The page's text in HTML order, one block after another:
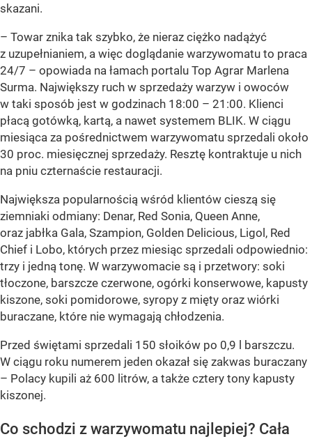
skazani.
– Towar znika tak szybko, że nieraz ciężko nadążyć
z uzupełnianiem, a więc doglądanie warzywomatu to praca
24/7 – opowiada na łamach portalu Top Agrar Marlena
Surma. Największy ruch w sprzedaży warzyw i owoców
w taki sposób jest w godzinach 18:00 – 21:00. Klienci
płacą gotówką, kartą, a nawet systemem BLIK. W ciągu
miesiąca za pośrednictwem warzywomatu sprzedali około
30 proc. miesięcznej sprzedaży. Resztę kontraktuje u nich
na pniu czternaście restauracji.
Największa popularnością wśród klientów cieszą się
ziemniaki odmiany: Denar, Red Sonia, Queen Anne,
oraz jabłka Gala, Szampion, Golden Delicious, Ligol, Red
Chief i Lobo, których przez miesiąc sprzedali odpowiednio:
trzy i jedną tonę. W warzywomacie są i przetwory: soki
tłoczone, barszcze czerwone, ogórki konserwowe, kapusty
kiszone, soki pomidorowe, syropy z mięty oraz wiórki
buraczane, które nie wymagają chłodzenia.
Przed świętami sprzedali 150 słoików po 0,9 l barszczu.
W ciągu roku numerem jeden okazał się zakwas buraczany
– Polacy kupili aż 600 litrów, a także cztery tony kapusty
kiszonej.
Co schodzi z warzywomatu najlepiej? Cała